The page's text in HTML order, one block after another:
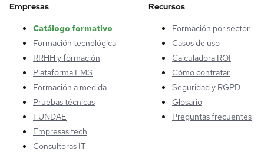
Empresas
Catálogo formativo
Formación tecnológica
RRHH y formación
Plataforma LMS
Formación a medida
Pruebas técnicas
FUNDAE
Empresas tech
Consultoras IT
Recursos
Formación por sector
Casos de uso
Calculadora ROI
Cómo contratar
Seguridad y RGPD
Glosario
Preguntas frecuentes